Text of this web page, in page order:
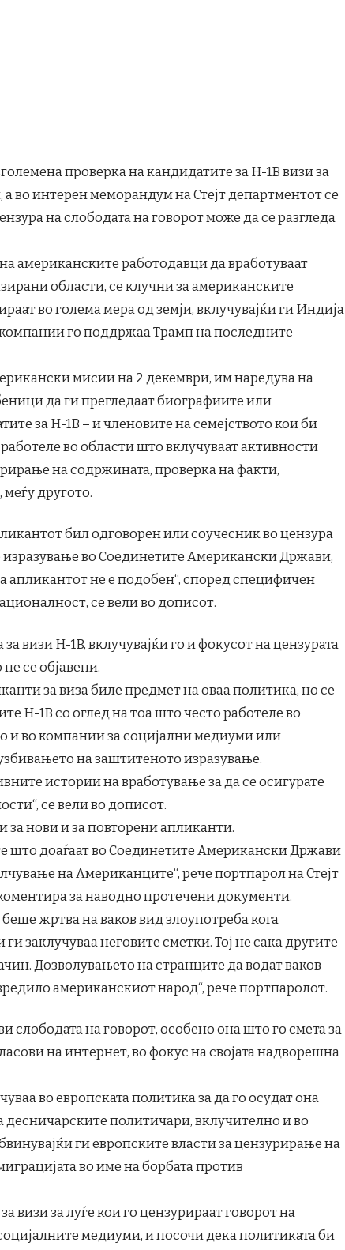
проверка на кандидатите за H-1B визи за
во интерен меморандум на Стејт департментот се
на слободата на говорот може да се разгледа
американските работодавци да вработуваат
области, се клучни за американските
во голема мера од земји, вклучувајќи ги Индија
го поддржаа Трамп на последните
мисии на 2 декември, им наредува на
да ги прегледаат биографиите или
за H-1B – и членовите на семејството кои би
во области што вклучуваат активности
на содржината, проверка на факти,
меѓу другото.
бил одговорен или соучесник во цензура
во Соединетите Американски Држави,
апликантот не е подобен“, според специфичен
се вели во дописот.
визи H-1B, вклучувајќи го и фокусот на цензурата
се објавени.
за виза биле предмет на оваа политика, но се
H-1B со оглед на тоа што често работеле во
и во компании за социјални медиуми или
на заштитеното изразување.
истории на вработување за да се осигурате
се вели во дописот.
за нови и за повторени апликанти.
што доаѓаат во Соединетите Американски Држави
на Американците“, рече портпарол на Стејт
за наводно протечени документи.
жртва на ваков вид злоупотреба кога
заклучуваа неговите сметки. Тој не сака другите
Дозволувањето на странците да водат ваков
американскиот народ“, рече портпаролот.
слободата на говорот, особено она што го смета за
на интернет, во фокус на својата надворешна
во европската политика за да го осудат она
политичари, вклучително и во
ги европските власти за цензурирање на
во име на борбата против
визи за луѓе кои го цензурираат говорот на
медиуми, и посочи дека политиката би